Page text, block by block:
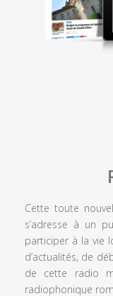
Cette toute
s’adresse à un
participer à la vie
d’actualités, de
de cette radio
radiophonique